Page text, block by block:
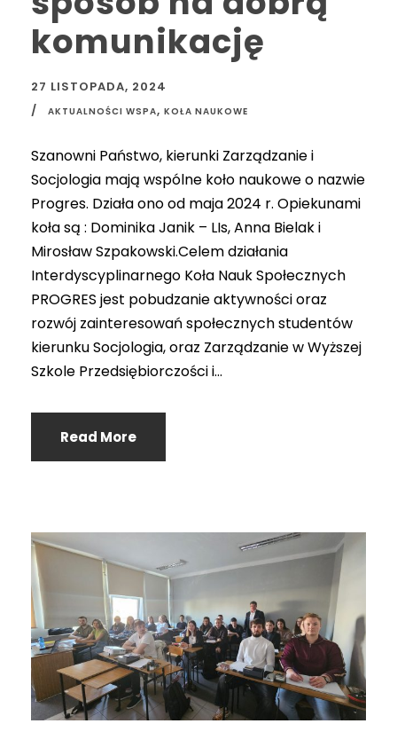
komunikację
27 LISTOPADA, 2024
AKTUALNOŚCI WSPA, KOŁA NAUKOWE
Szanowni Państwo, kierunki Zarządzanie i
Socjologia mają wspólne koło naukowe o nazwie
Progres. Działa ono od maja 2024 r. Opiekunami
koła są : Dominika Janik – LIs, Anna Bielak i
Mirosław Szpakowski.Celem działania
Interdyscyplinarnego Koła Nauk Społecznych
PROGRES jest pobudzanie aktywności oraz
rozwój zainteresowań społecznych studentów
kierunku Socjologia, oraz Zarządzanie w Wyższej
Szkole Przedsiębiorczości i...
Read More